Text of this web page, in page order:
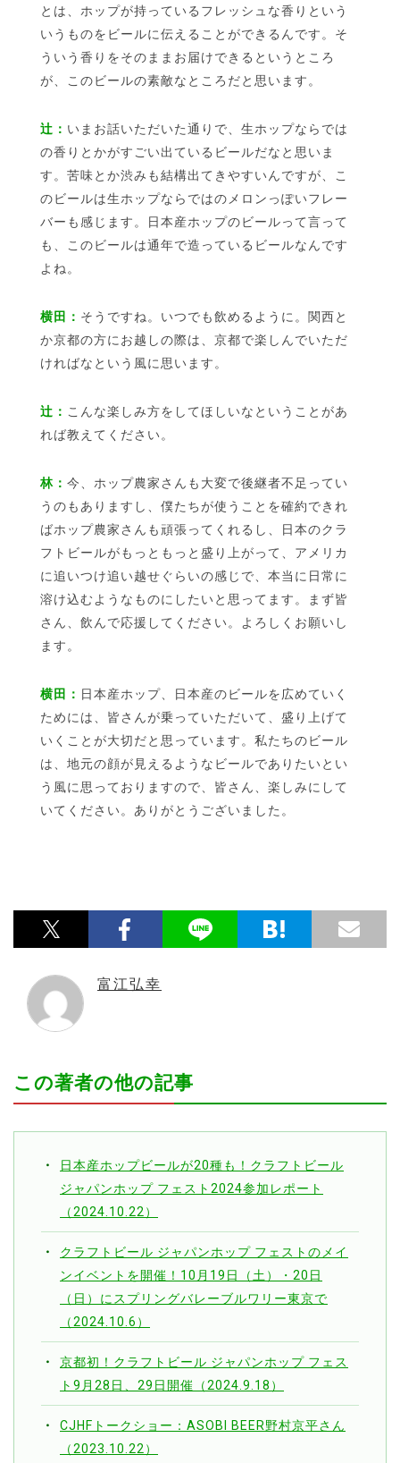
とは、ホップが持っているフレッシュな香りという
いうものをビールに伝えることができるんです。そ
ういう香りをそのままお届けできるというところ
が、このビールの素敵なところだと思います。
辻： いまお話いただいた通りで、生ホップならでは
の香りとかがすごい出ているビールだなと思いま
す。苦味とか渋みも結構出てきやすいんですが、こ
のビールは生ホップならではのメロンっぽいフレー
バーも感じます。日本産ホップのビールって言って
も、このビールは通年で造っているビールなんです
よね。
横田： そうですね。いつでも飲めるように。関西と
か京都の方にお越しの際は、京都で楽しんでいただ
ければなという風に思います。
辻： こんな楽しみ方をしてほしいなということがあ
れば教えてください。
林： 今、ホップ農家さんも大変で後継者不足ってい
うのもありますし、僕たちが使うことを確約できれ
ばホップ農家さんも頑張ってくれるし、日本のクラ
フトビールがもっともっと盛り上がって、アメリカ
に追いつけ追い越せぐらいの感じで、本当に日常に
溶け込むようなものにしたいと思ってます。まず皆
さん、飲んで応援してください。よろしくお願いし
ます。
横田： 日本産ホップ、日本産のビールを広めていく
ためには、皆さんが乗っていただいて、盛り上げて
いくことが大切だと思っています。私たちのビール
は、地元の顔が見えるようなビールでありたいとい
う風に思っておりますので、皆さん、楽しみにして
いてください。ありがとうございました。
富江弘幸
この著者の他の記事
日本産ホップビールが20種も！クラフトビール
ジャパンホップ フェスト2024参加レポート
（2024.10.22）
クラフトビール ジャパンホップ フェストのメイ
ンイベントを開催！10月19日（土）・20日
（日）にスプリングバレーブルワリー東京で
（2024.10.6）
京都初！クラフトビール ジャパンホップ フェス
ト9月28日、29日開催（2024.9.18）
CJHFトークショー：ASOBI BEER野村京平さん
（2023.10.22）